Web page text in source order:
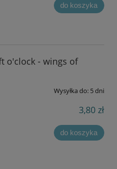
do koszyka
o'clock - wings of
Wysyłka do: 5 dni
3,80 zł
do koszyka